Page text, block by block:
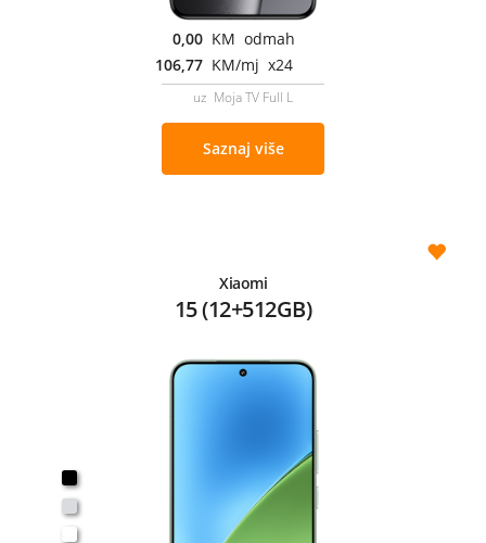
0,00 KM odmah
106,77 KM/mj x24
uz Moja TV Full L
Saznaj više
Xiaomi
15 (12+512GB)